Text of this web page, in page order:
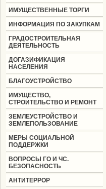
ИМУЩЕСТВЕННЫЕ ТОРГИ
ИНФОРМАЦИЯ ПО ЗАКУПКАМ
ГРАДОСТРОИТЕЛЬНАЯ
ДЕЯТЕЛЬНОСТЬ
ДОГАЗИФИКАЦИЯ
НАСЕЛЕНИЯ
БЛАГОУСТРОЙСТВО
ИМУЩЕСТВО,
СТРОИТЕЛЬСТВО И РЕМОНТ
ЗЕМЛЕУСТРОЙСТВО И
ЗЕМЛЕПОЛЬЗОВАНИЕ
МЕРЫ СОЦИАЛЬНОЙ
ПОДДЕРЖКИ
ВОПРОСЫ ГО И ЧС.
БЕЗОПАСНОСТЬ
АНТИТЕРРОР